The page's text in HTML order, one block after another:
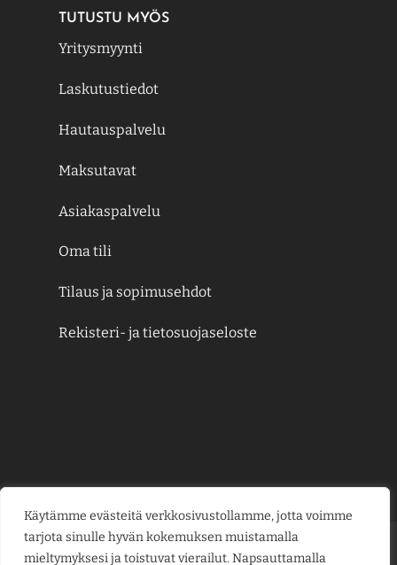
Käytämme evästeitä verkkosivustollamme, jotta voimme
tarjota sinulle hyvän kokemuksen muistamalla
mieltymyksesi ja toistuvat vierailut. Napsauttamalla
TUTUSTU MYÖS
Yritysmyynti
Laskutustiedot
Hautauspalvelu
Maksutavat
Asiakaspalvelu
Oma tili
Tilaus ja sopimusehdot
Rekisteri- ja tietosuojaseloste
Credit
MasterCard
Visa
Visa